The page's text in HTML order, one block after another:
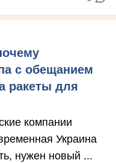
с обещанием
ракеты для
компании
Украина
нужен новый ...